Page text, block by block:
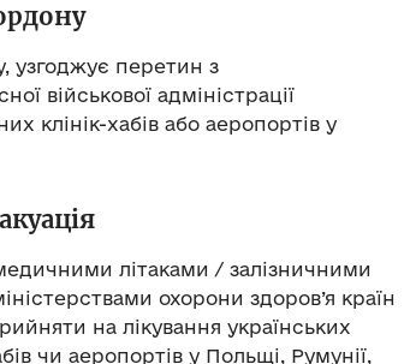
узгоджує перетин з
військової адміністрації
клінік-хабів або аеропортів у
літаками / залізничними
охорони здоров’я країн
на лікування українських
чи аеропортів у Польщі, Румунії,